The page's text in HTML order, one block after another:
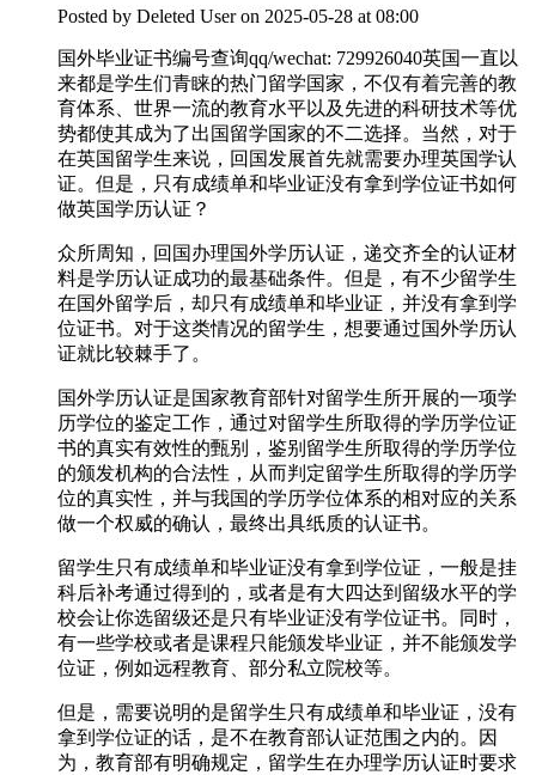
Posted by Deleted User on 2025-05-28 at 08:00
国外毕业证书编号查询qq/wechat: 729926040英国一直以
来都是学生们青睐的热门留学国家，不仅有着完善的教
育体系、世界一流的教育水平以及先进的科研技术等优
势都使其成为了出国留学国家的不二选择。当然，对于
在英国留学生来说，回国发展首先就需要办理英国学认
证。但是，只有成绩单和毕业证没有拿到学位证书如何
做英国学历认证？
众所周知，回国办理国外学历认证，递交齐全的认证材
料是学历认证成功的最基础条件。但是，有不少留学生
在国外留学后，却只有成绩单和毕业证，并没有拿到学
位证书。对于这类情况的留学生，想要通过国外学历认
证就比较棘手了。
国外学历认证是国家教育部针对留学生所开展的一项学
历学位的鉴定工作，通过对留学生所取得的学历学位证
书的真实有效性的甄别，鉴别留学生所取得的学历学位
的颁发机构的合法性，从而判定留学生所取得的学历学
位的真实性，并与我国的学历学位体系的相对应的关系
做一个权威的确认，最终出具纸质的认证书。
留学生只有成绩单和毕业证没有拿到学位证，一般是挂
科后补考通过得到的，或者是有大四达到留级水平的学
校会让你选留级还是只有毕业证没有学位证书。同时，
有一些学校或者是课程只能颁发毕业证，并不能颁发学
位证，例如远程教育、部分私立院校等。
但是，需要说明的是留学生只有成绩单和毕业证，没有
拿到学位证的话，是不在教育部认证范围之内的。因
为，教育部有明确规定，留学生在办理学历认证时要求